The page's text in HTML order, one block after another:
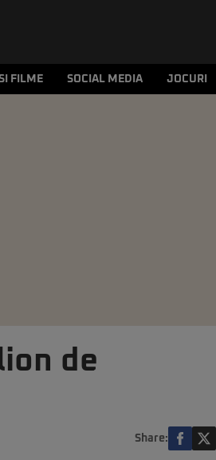
FILME SOCIAL MEDIA JOCURI
de
Share: